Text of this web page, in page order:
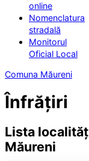
online
Nomenclatura
stradală
Monitorul
Oficial Local
Comuna Măureni
Înfrățiri
Lista
Măureni